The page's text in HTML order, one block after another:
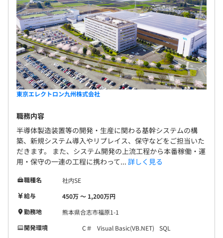
東京エレクトロン九州株式会社
職務内容
半導体製造装置等の開発・生産に関わる基幹システムの構
築、新規システム導入やリプレイス、保守などをご担当いた
だきます。 また、システム開発の上流工程から本番稼働・運
用・保守の一連の工程に携わって... 詳しく見る
職種名
社内SE
給与
450万 〜 1,200万円
勤務地
熊本県合志市福原1-1
開発環境
C＃ Visual Basic(VB.NET)
SQL